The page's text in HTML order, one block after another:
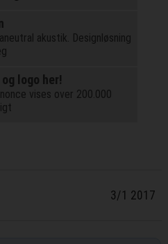
akustik. Designløsning
og logo her!
vises over 200.000
3/1 2017